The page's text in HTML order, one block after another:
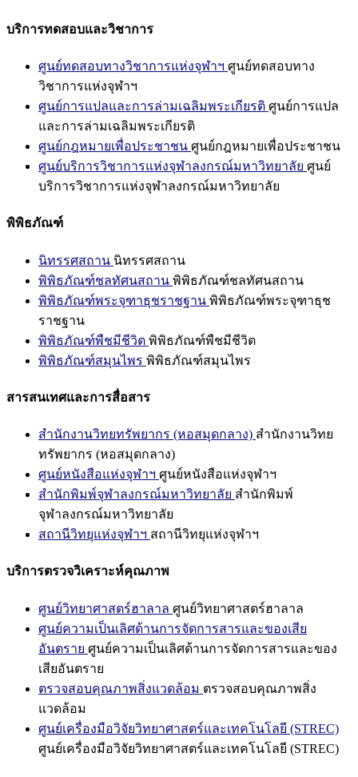
บริการทดสอบและวิชาการ
ศูนย์ทดสอบทางวิชาการแห่งจุฬาฯ ศูนย์ทดสอบทาง
วิชาการแห่งจุฬาฯ
ศูนย์การแปลและการล่ามเฉลิมพระเกียรติ ศูนย์การแปล
และการล่ามเฉลิมพระเกียรติ
ศูนย์กฎหมายเพื่อประชาชน ศูนย์กฎหมายเพื่อประชาชน
ศูนย์บริการวิชาการแห่งจุฬาลงกรณ์มหาวิทยาลัย ศูนย์
บริการวิชาการแห่งจุฬาลงกรณ์มหาวิทยาลัย
พิพิธภัณฑ์
นิทรรศสถาน นิทรรศสถาน
พิพิธภัณฑ์ชลทัศนสถาน พิพิธภัณฑ์ชลทัศนสถาน
พิพิธภัณฑ์พระจุฑาธุชราชฐาน พิพิธภัณฑ์พระจุฑาธุช
ราชฐาน
พิพิธภัณฑ์พืชมีชีวิต พิพิธภัณฑ์พืชมีชีวิต
พิพิธภัณฑ์สมุนไพร พิพิธภัณฑ์สมุนไพร
สารสนเทศและการสื่อสาร
สำนักงานวิทยทรัพยากร (หอสมุดกลาง) สำนักงานวิทย
ทรัพยากร (หอสมุดกลาง)
ศูนย์หนังสือแห่งจุฬาฯ ศูนย์หนังสือแห่งจุฬาฯ
สำนักพิมพ์จุฬาลงกรณ์มหาวิทยาลัย สำนักพิมพ์
จุฬาลงกรณ์มหาวิทยาลัย
สถานีวิทยุแห่งจุฬาฯ สถานีวิทยุแห่งจุฬาฯ
บริการตรวจวิเคราะห์คุณภาพ
ศูนย์วิทยาศาสตร์ฮาลาล ศูนย์วิทยาศาสตร์ฮาลาล
ศูนย์ความเป็นเลิศด้านการจัดการสารและของเสีย
อันตราย ศูนย์ความเป็นเลิศด้านการจัดการสารและของ
เสียอันตราย
ตรวจสอบคุณภาพสิ่งแวดล้อม ตรวจสอบคุณภาพสิ่ง
แวดล้อม
ศูนย์เครื่องมือวิจัยวิทยาศาสตร์และเทคโนโลยี (STREC)
ศูนย์เครื่องมือวิจัยวิทยาศาสตร์และเทคโนโลยี (STREC)